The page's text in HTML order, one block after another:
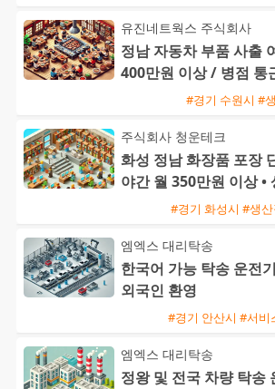
유진네트웍스 주식회사
정남 자동차 부품 사출
400만원 이상 / 병점 통
#경기 수원시 #
주식회사 청운테크
화성 정남 화장품 포장
야간 월 350만원 이상 •
정착지원금 40#경기 화성시 #생
엠엑스 대리탁송
한국어 가능 탁송 운전
외국인 환영
#경기 안산시 #서비
엠엑스 대리탁송
정왕 및 전국 차량 탁송